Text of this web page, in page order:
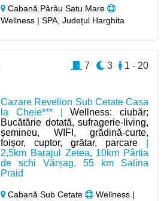
Cabană Pârâu Satu Mare
Wellness | SPA, Județul Harghita
Cazare Revelion Sub Cetate Casa
la Cheie*** |Wellness: ciubăr;
Bucătărie dotată, sufragerie-living,
șemineu, WIFI, grădină-curte,
foișor, cuptor, grătar, parcare
2,5km Barajul Zetea, 10km Pârtia
de schi Vărșag, 55 km Salina
Praid
Cabană Sub Cetate
Wellness |
1 - 20
3
7